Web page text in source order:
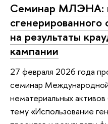
Семинар МЛЭНА:
сгенерированного
на результаты
кампании
27 февраля 2026 года
семинар
нематериальных
тему «Использование